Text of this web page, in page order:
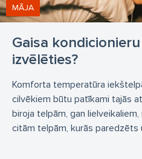
Gaisa
izvēlēties?
MĀJA
Komforta temperatūra
cilvēkiem būtu patīkami tajās
biroja telpām, gan
citām telpām, kurās paredzēts